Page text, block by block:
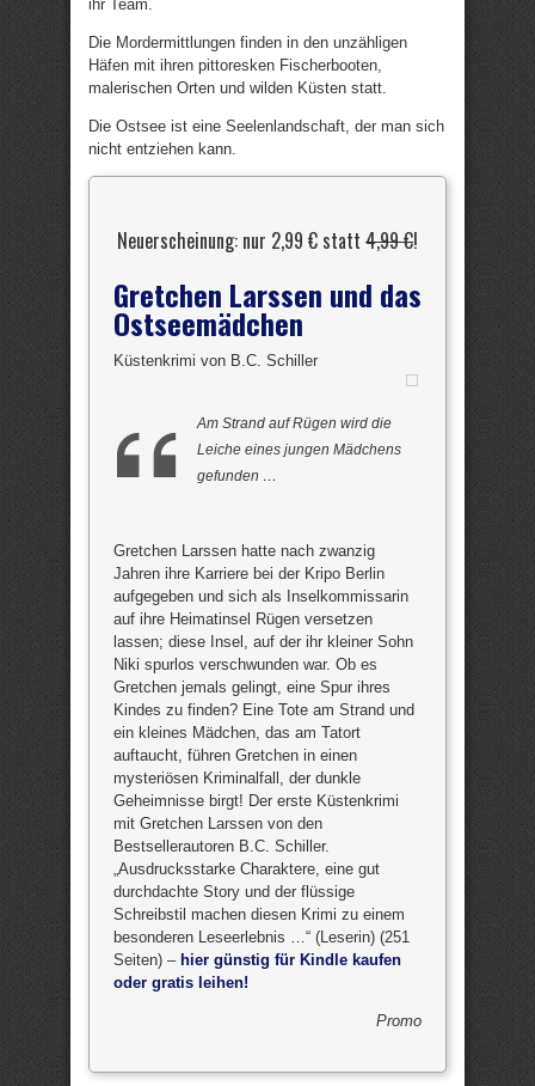
ihr Team.
Die Mordermittlungen finden in den unzähligen
Häfen mit ihren pittoresken Fischerbooten,
malerischen Orten und wilden Küsten statt.
Die Ostsee ist eine Seelenlandschaft, der man sich
nicht entziehen kann.
Neuerscheinung: nur 2,99 € statt 4,99 €!
Gretchen Larssen und das
Ostseemädchen
Küstenkrimi von B.C. Schiller
Am Strand auf Rügen wird die
Leiche eines jungen Mädchens
gefunden …
Gretchen Larssen hatte nach zwanzig
Jahren ihre Karriere bei der Kripo Berlin
aufgegeben und sich als Inselkommissarin
auf ihre Heimatinsel Rügen versetzen
lassen; diese Insel, auf der ihr kleiner Sohn
Niki spurlos verschwunden war. Ob es
Gretchen jemals gelingt, eine Spur ihres
Kindes zu finden? Eine Tote am Strand und
ein kleines Mädchen, das am Tatort
auftaucht, führen Gretchen in einen
mysteriösen Kriminalfall, der dunkle
Geheimnisse birgt! Der erste Küstenkrimi
mit Gretchen Larssen von den
Bestsellerautoren B.C. Schiller.
„Ausdrucksstarke Charaktere, eine gut
durchdachte Story und der flüssige
Schreibstil machen diesen Krimi zu einem
besonderen Leseerlebnis …“ (Leserin) (251
Seiten) – hier günstig für Kindle kaufen
oder gratis leihen!
Promo